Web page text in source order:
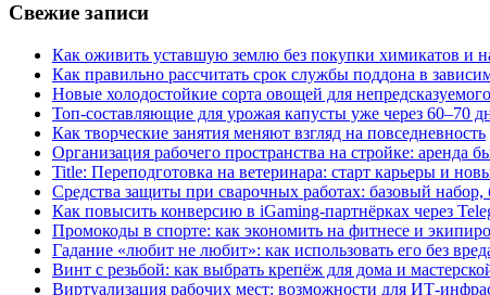
Свежие записи
Как оживить уставшую землю без покупки химикатов и
Как правильно рассчитать срок службы поддона в
Новые холодостойкие сорта овощей для
Топ-составляющие для урожая капусты уже через 60–70
Как творческие занятия меняют взгляд на повседневность
Организация рабочего пространства на стройке: аренда
Title: Переподготовка на ветеринара: старт карьеры и
Средства защиты при сварочных работах: базовый набор,
Как повысить конверсию в iGaming-партнёрках через
Промокоды в спорте: как экономить на фитнесе и
Гадание «любит не любит»: как использовать его без
Винт с резьбой: как выбрать крепёж для дома и
Виртуализация рабочих мест: возможности для ИТ-